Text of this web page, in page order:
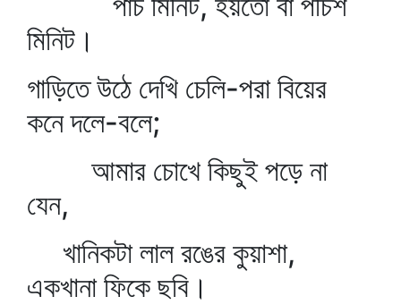
মিনিট।
গাড়িতে উঠে দেখি চেলি-পরা বিয়ের
কনে দলে-বলে;
আমার চোখে কিছুই পড়ে না
যেন,
খানিকটা লাল রঙের কুয়াশা,
একখানা ফিকে ছবি।